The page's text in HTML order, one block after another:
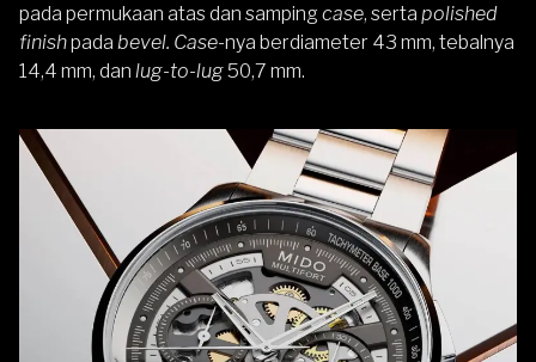
pada permukaan atas dan samping case, serta polished
finishpada bevel. Case-nya berdiameter 43 mm, tebalnya
14,4 mm, dan lug-to-lug50,7 mm.